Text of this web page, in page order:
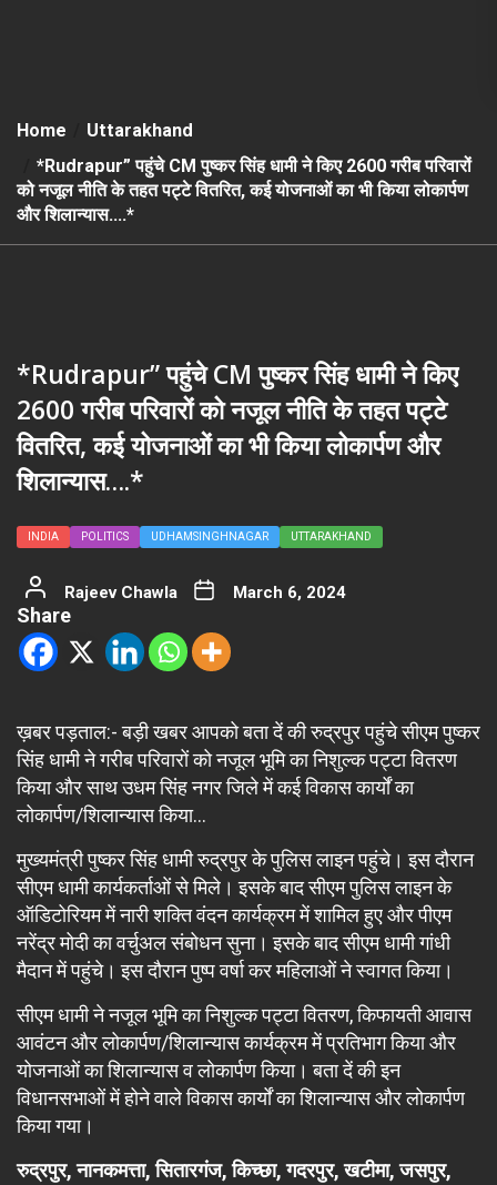
Home
Uttarakhand
*Rudrapur” पहुंचे CM पुष्कर सिंह धामी ने किए 2600 गरीब परिवारों
को नजूल नीति के तहत पट्टे वितरित, कई योजनाओं का भी किया लोकार्पण
और शिलान्यास….*
*Rudrapur” पहुंचे CM पुष्कर सिंह धामी ने किए
2600 गरीब परिवारों को नजूल नीति के तहत पट्टे
वितरित, कई योजनाओं का भी किया लोकार्पण और
शिलान्यास….*
INDIA POLITICS UDHAMSINGHNAGAR UTTARAKHAND
Rajeev Chawla March 6, 2024
Share
ख़बर पड़ताल:- बड़ी खबर आपको बता दें की रुद्रपुर पहुंचे सीएम पुष्कर
सिंह धामी ने गरीब परिवारों को नजूल भूमि का निशुल्क पट्टा वितरण
किया और साथ उधम सिंह नगर जिले में कई विकास कार्यों का
लोकार्पण/शिलान्यास किया…
मुख्यमंत्री पुष्कर सिंह धामी रुद्रपुर के पुलिस लाइन पहुंचे। इस दौरान
सीएम धामी कार्यकर्ताओं से मिले। इसके बाद सीएम पुलिस लाइन के
ऑडिटोरियम में नारी शक्ति वंदन कार्यक्रम में शामिल हुए और पीएम
नरेंद्र मोदी का वर्चुअल संबोधन सुना। इसके बाद सीएम धामी गांधी
मैदान में पहुंचे। इस दौरान पुष्प वर्षा कर महिलाओं ने स्वागत किया।
सीएम धामी ने नजूल भूमि का निशुल्क पट्टा वितरण, किफायती आवास
आवंटन और लोकार्पण/शिलान्यास कार्यक्रम में प्रतिभाग किया और
योजनाओं का शिलान्यास व लोकार्पण किया। बता दें की इन
विधानसभाओं में होने वाले विकास कार्यों का शिलान्यास और लोकार्पण
किया गया।
रुद्रपुर, नानकमत्ता, सितारगंज, किच्छा, गदरपुर, खटीमा, जसपुर,